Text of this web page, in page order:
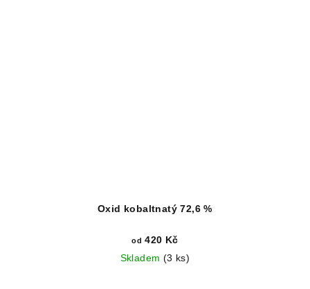
Oxid kobaltnatý 72,6 %
od 420 Kč
Skladem (3 ks)